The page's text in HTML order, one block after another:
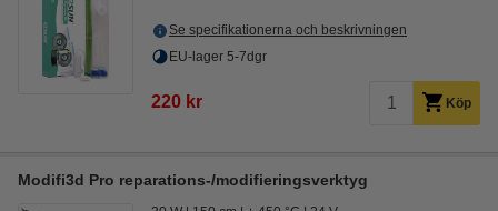
Se specifikationerna och beskrivningen
EU-lager 5-7dgr
220 kr Köp
Modifi3d Pro reparations-/modifieringsverktyg